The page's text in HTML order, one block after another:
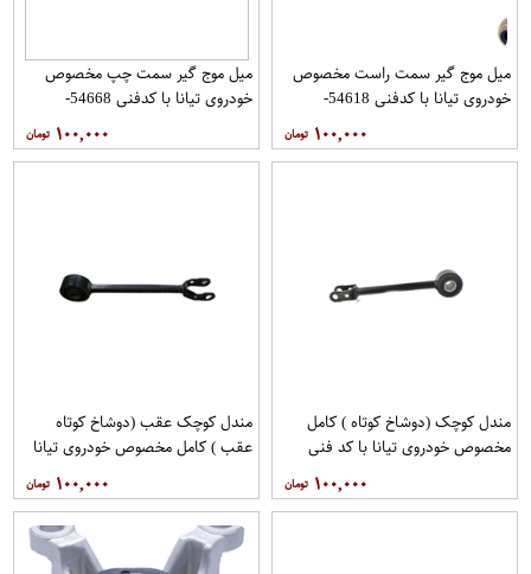
میل موج گیر سمت راست مخصوص
خودروی تیانا با کدفنی 54618-
1AA0E برندنیسان موتور فروشگاه
مگاموتور
۱۰۰,۰۰۰
میل موج گیر سمت چپ مخصوص
خودروی تیانا با کدفنی 54668-
1AA0E برندنیسان موتور فروشگاه
مگاموتور
۱۰۰,۰۰۰
مندل کوچک (دوشاخ کوتاه ) کامل
مخصوص خودروی تیانا با کد فنی
فروشگاه مگاموتور
۱۰۰,۰۰۰
مندل کوچک عقب (دوشاخ کوتاه
عقب ) کامل مخصوص خودروی تیانا
با کد فنی 551AO-JN01Aبرند EEP
فروشگاه مگاموتور
۱۰۰,۰۰۰